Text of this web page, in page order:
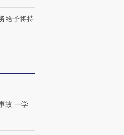
给予将持
故 一学